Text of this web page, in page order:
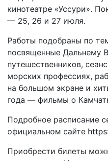
кинотеатре «Уссури».
— 25, 26 и 27 июля.
Работы подобраны по
посвященные Дальнему
путешественников,
морских профессиях,
на большом экране и
года — фильмы о
Подробное расписание
официальном сайте
Приобрести билеты